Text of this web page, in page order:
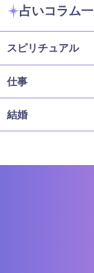
占いコラム
スピリチュアル
仕事
結婚